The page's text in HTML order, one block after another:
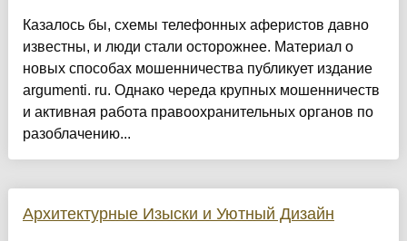
Казалось бы, схемы телефонных аферистов давно
известны, и люди стали осторожнее. Материал о
новых способах мошенничества публикует издание
argumenti. ru. Однако череда крупных мошенничеств
и активная работа правоохранительных органов по
разоблачению...
Архитектурные Изыски и Уютный Дизайн